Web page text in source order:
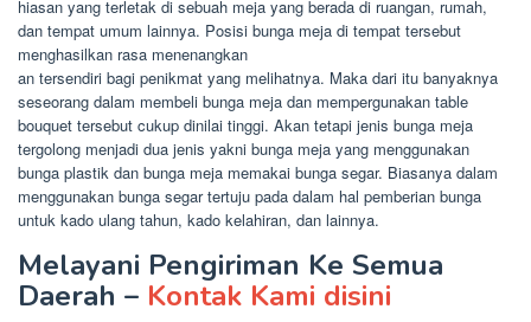
hiasan yang terletak di sebuah meja yang berada di ruangan, rumah,
dan tempat umum lainnya. Posisi bunga meja di tempat tersebut
menghasilkan rasa menenangkan
an tersendiri bagi penikmat yang melihatnya. Maka dari itu banyaknya
seseorang dalam membeli bunga meja dan mempergunakan table
bouquet tersebut cukup dinilai tinggi. Akan tetapi jenis bunga meja
tergolong menjadi dua jenis yakni bunga meja yang menggunakan
bunga plastik dan bunga meja memakai bunga segar. Biasanya dalam
menggunakan bunga segar tertuju pada dalam hal pemberian bunga
untuk kado ulang tahun, kado kelahiran, dan lainnya.
Melayani Pengiriman Ke Semua
Daerah – Kontak Kami disini